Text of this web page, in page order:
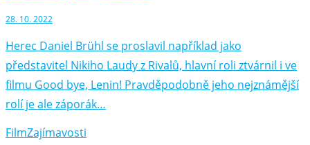
28. 10. 2022
Herec Daniel Brühl se proslavil například jako
představitel Nikiho Laudy z Rivalů, hlavní roli ztvárnil i ve
filmu Good bye, Lenin! Pravděpodobně jeho nejznámější
rolí je ale záporák…
FilmZajímavosti